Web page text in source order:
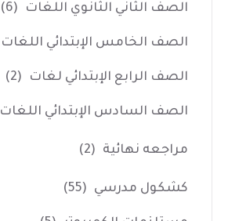
الصف الثاني الثانوي اللغات (6)
الصف الخامس الإبتدائي اللغات
الصف الرابع الإبتدائي لغات (2)
الصف السادس الإبتدائي اللغات
مراجعه نهائية (2)
كشكول مدرسي (55)